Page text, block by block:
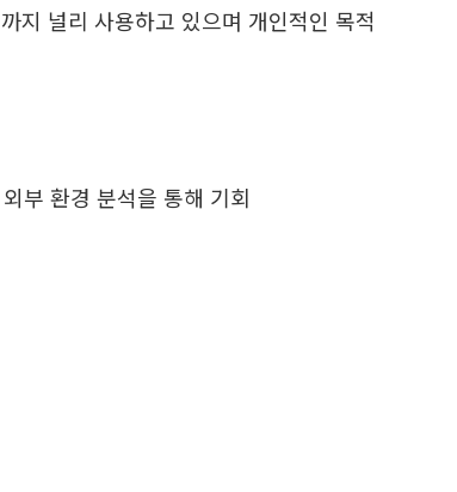
지 널리 사용하고 있으며 개인적인 목적
부 환경 분석을 통해 기회